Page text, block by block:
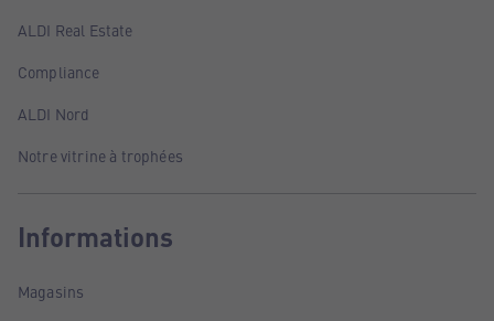
ALDI Real Estate
Compliance
ALDI Nord
Notre vitrine à trophées
Informations
Magasins